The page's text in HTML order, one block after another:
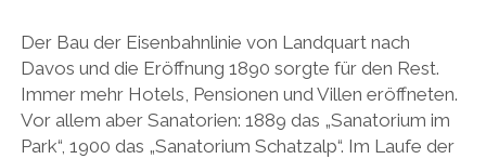
Der Bau der Eisenbahnlinie von Landquart nach
Davos und die Eröffnung 1890 sorgte für den Rest.
Immer mehr Hotels, Pensionen und Villen eröffneten.
Vor allem aber Sanatorien: 1889 das „Sanatorium im
Park“, 1900 das „Sanatorium Schatzalp“. Im Laufe der